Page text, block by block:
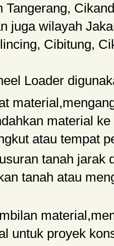
Tangerang,
juga wilayah
Cibitung,
Loader
material
atau tempat
tanah jarak
tanah atau
untuk proyek